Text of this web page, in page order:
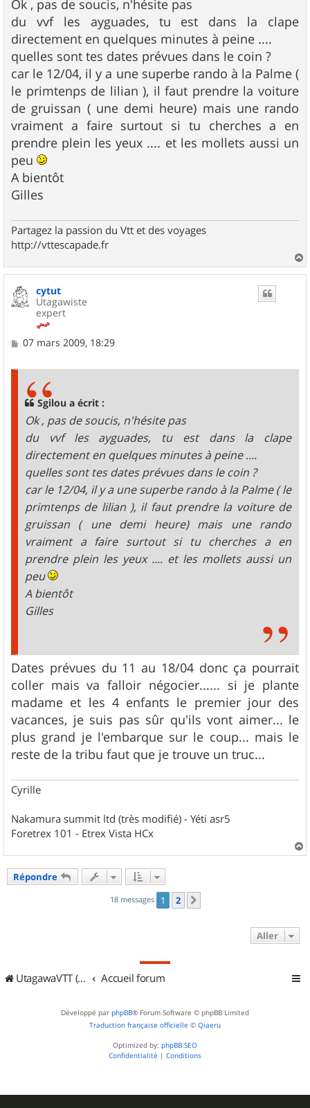
s
a
g
e
Ok , pas de soucis, n'hésite pas
du vvf les ayguades, tu est dans la clape
directement en quelques minutes à peine ....
quelles sont tes dates prévues dans le coin ?
car le 12/04, il y a une superbe rando à la Palme (
le primtenps de lilian ), il faut prendre la voiture
de gruissan ( une demi heure) mais une rando
vraiment a faire surtout si tu cherches a en
prendre plein les yeux .... et les mollets aussi un
peu
A bientôt
Gilles
Partagez la passion du Vtt et des voyages
http://vttescapade.fr
a
cytut
Utagawiste
expert
M
07 mars 2009, 18:29
Sgilou a écrit :
Ok , pas de soucis, n'hésite pas
du vvf les ayguades, tu est dans la clape
directement en quelques minutes à peine ....
quelles sont tes dates prévues dans le coin ?
car le 12/04, il y a une superbe rando à la Palme ( le
primtenps de lilian ), il faut prendre la voiture de
gruissan ( une demi heure) mais une rando
vraiment a faire surtout si tu cherches a en
prendre plein les yeux .... et les mollets aussi un
peu
A bientôt
Gilles
Dates prévues du 11 au 18/04 donc ça pourrait
coller mais va falloir négocier...... si je plante
madame et les 4 enfants le premier jour des
vacances, je suis pas sûr qu'ils vont aimer... le
plus grand je l'embarque sur le coup... mais le
reste de la tribu faut que je trouve un truc...
Cyrille
Nakamura summit ltd (très modifié) - Yéti asr5
Foretrex 101 - Etrex Vista HCx
a
Répondre
18 messages 1 2
Aller
UtagawaVTT (Randos VTT et VTTAE avec traces GPS) Accueil forum
Développé par phpBB® Forum Software © phpBB Limited
Traduction française officielle © Qiaeru
Optimized by: phpBB SEO
Confidentialité | Conditions